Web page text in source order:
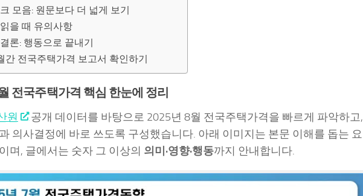
모음: 원문보다 더 넓게 보기
을 때 유의사항
론: 행동으로 끝내기
간 전국주택가격 보고서 확인하기
전국주택가격 핵심 한눈에 정리
원
공개 데이터를 바탕으로 2025년 8월 전국주택가격을 빠르게 파악하고,
의사결정에 바로 쓰도록 구성했습니다. 아래 이미지는 본문 이해를 돕는 요
며, 글에서는 숫자 그 이상의 의미·영향·행동까지 안내합니다.